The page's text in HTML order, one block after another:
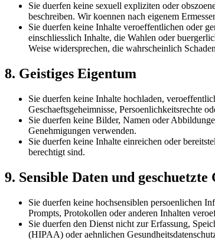
Sie duerfen keine sexuell expliziten oder
beschreiben. Wir koennen nach eigenem
Sie duerfen keine Inhalte veroeffentlichen oder
einschliesslich Inhalte, die Wahlen oder
Weise widersprechen, die wahrscheinlich
8. Geistiges Eigentum
Sie duerfen keine Inhalte hochladen,
Geschaeftsgeheimnisse, Persoenlichkeitsrechte
Sie duerfen keine Bilder, Namen oder
Genehmigungen verwenden.
Sie duerfen keine Inhalte einreichen oder
berechtigt sind.
9. Sensible Daten und
Sie duerfen keine hochsensiblen persoenlichen
Prompts, Protokollen oder anderen Inhalten
Sie duerfen den Dienst nicht zur Erfassung,
(HIPAA) oder aehnlichen